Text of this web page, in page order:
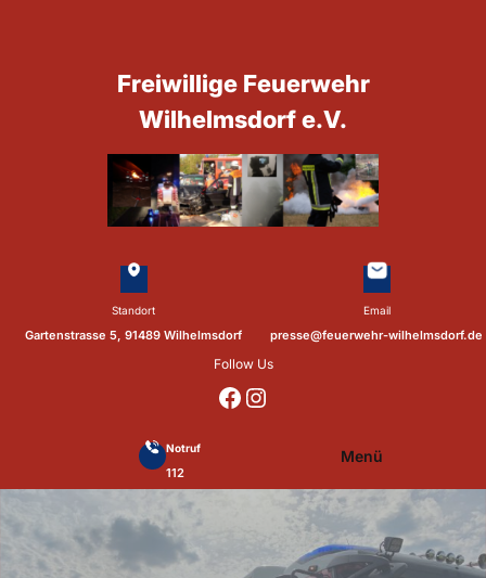
Standort
Gartenstrasse 5, 91489 Wilhelmsdorf
Freiwillige Feuerwehr
Wilhelmsdorf e.V.
Email
presse@feuerwehr-wilhelmsdorf.de
Follow Us
https://www.facebook.com/p/Feuerwehr-Wilhelmsdorf-Mfr-100041655560073/?locale=de_DE https://www.instagram.com/feuerwehr_wilhelmsdorf_mfr/
Notruf
112
Menü